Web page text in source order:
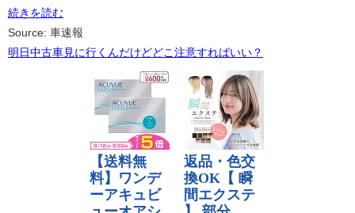
続きを読む
Source: 車速報
明日中古車見に行くんだけどどこ注意すればいい？